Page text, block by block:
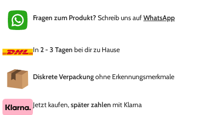
Fragen zum Produkt? Schreib uns aufWhatsApp
In 2 - 3 Tagen bei dir zu Hause
Diskrete Verpackungohne Erkennungsmerkmale
Jetzt kaufen,später zahlen mit Klarna